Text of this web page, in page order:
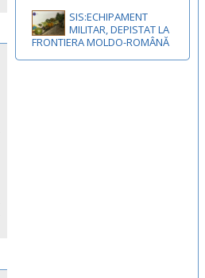
SIS:ECHIPAMENT
MILITAR, DEPISTAT LA
FRONTIERA MOLDO-ROMÂNĂ